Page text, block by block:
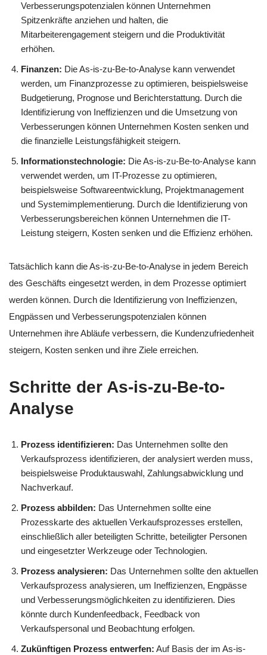
Verbesserungspotenzialen können Unternehmen
Spitzenkräfte anziehen und halten, die
Mitarbeiterengagement steigern und die Produktivität
erhöhen.
Finanzen: Die As-is-zu-Be-to-Analyse kann verwendet
werden, um Finanzprozesse zu optimieren, beispielsweise
Budgetierung, Prognose und Berichterstattung. Durch die
Identifizierung von Ineffizienzen und die Umsetzung von
Verbesserungen können Unternehmen Kosten senken und
die finanzielle Leistungsfähigkeit steigern.
Informationstechnologie: Die As-is-zu-Be-to-Analyse kann
verwendet werden, um IT-Prozesse zu optimieren,
beispielsweise Softwareentwicklung, Projektmanagement
und Systemimplementierung. Durch die Identifizierung von
Verbesserungsbereichen können Unternehmen die IT-
Leistung steigern, Kosten senken und die Effizienz erhöhen.
Tatsächlich kann die As-is-zu-Be-to-Analyse in jedem Bereich
des Geschäfts eingesetzt werden, in dem Prozesse optimiert
werden können. Durch die Identifizierung von Ineffizienzen,
Engpässen und Verbesserungspotenzialen können
Unternehmen ihre Abläufe verbessern, die Kundenzufriedenheit
steigern, Kosten senken und ihre Ziele erreichen.
Schritte der As-is-zu-Be-to-
Analyse
Prozess identifizieren: Das Unternehmen sollte den
Verkaufsprozess identifizieren, der analysiert werden muss,
beispielsweise Produktauswahl, Zahlungsabwicklung und
Nachverkauf.
Prozess abbilden: Das Unternehmen sollte eine
Prozesskarte des aktuellen Verkaufsprozesses erstellen,
einschließlich aller beteiligten Schritte, beteiligter Personen
und eingesetzter Werkzeuge oder Technologien.
Prozess analysieren: Das Unternehmen sollte den aktuellen
Verkaufsprozess analysieren, um Ineffizienzen, Engpässe
und Verbesserungsmöglichkeiten zu identifizieren. Dies
könnte durch Kundenfeedback, Feedback von
Verkaufspersonal und Beobachtung erfolgen.
Zukünftigen Prozess entwerfen: Auf Basis der im As-is-